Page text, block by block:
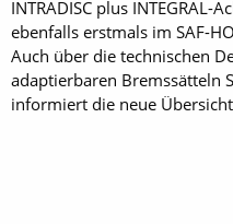
INTRADISC plus INTEGRAL-
ebenfalls erstmals im SAF-
Auch über die technischen
adaptierbaren Bremssätteln
informiert die neue